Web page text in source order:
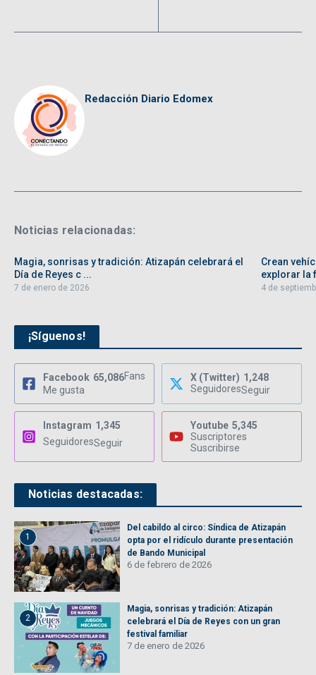
Redacción Diario Edomex
Noticias relacionadas:
Magia, sonrisas y tradición: Atizapán celebrará el
Día de Reyes c ...
7 de enero de 2026
Crean
explorar la
4 de
¡Síguenos!
Facebook 65,086Fans
Me gusta
X (Twitter) 1,248
SeguidoresSeguir
Instagram 1,345
SeguidoresSeguir
Youtube 5,345
Suscriptores
Suscribirse
Noticias destacadas:
1
Del cabildo al circo: Síndica de Atizapán
opta por el ridículo durante presentación
de Bando Municipal
6 de febrero de 2026
2
Magia, sonrisas y tradición: Atizapán
celebrará el Día de Reyes con un gran
festival familiar
7 de enero de 2026